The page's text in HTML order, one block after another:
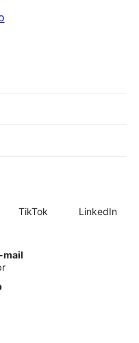
TikTok LinkedIn
mail